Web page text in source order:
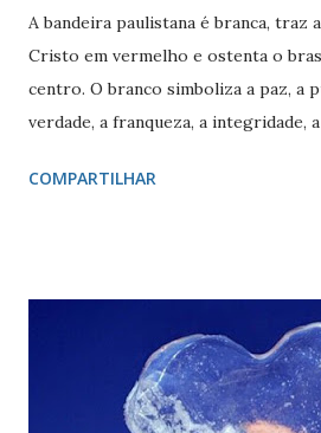
A bandeira paulistana é branca, traz
Cristo em vermelho e ostenta o
centro. O branco simboliza a paz, a
verdade, a franqueza, a integridade,
valor, a galhardia, a generosidade e
Paulo. O brasão consiste num braço
um pendão branco, de de quatro
ostentando a cruz da Ordem de
fixado em uma haste lanceada, em
COMPARTILHAR